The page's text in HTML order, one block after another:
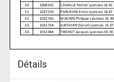
Détails